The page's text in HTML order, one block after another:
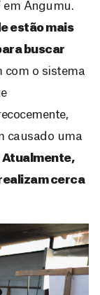
em Angumu.
estão mais
buscar
com o sistema
causado uma
Atualmente,
cerca